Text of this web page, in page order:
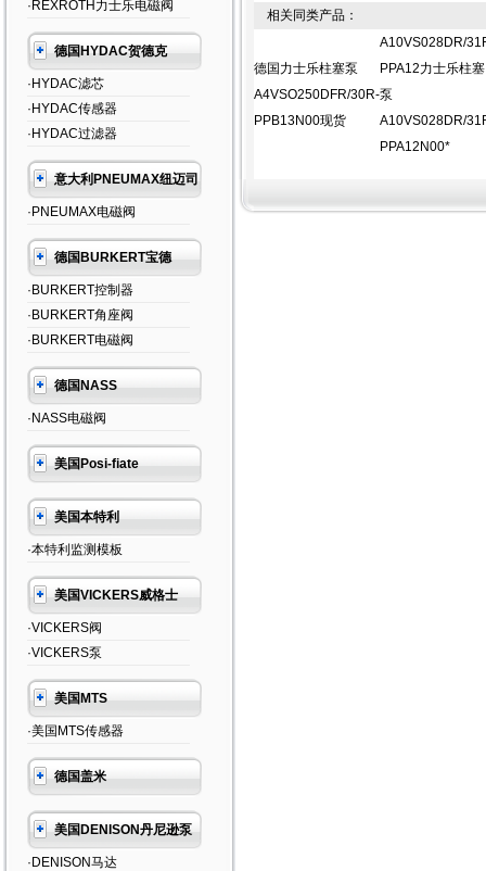
·REXROTH力士乐电磁阀
德国HYDAC贺德克
·HYDAC滤芯
·HYDAC传感器
·HYDAC过滤器
意大利PNEUMAX纽迈司
·PNEUMAX电磁阀
德国BURKERT宝德
·BURKERT控制器
·BURKERT角座阀
·BURKERT电磁阀
德国NASS
·NASS电磁阀
美国Posi-fiate
美国本特利
·本特利监测模板
美国VICKERS威格士
·VICKERS阀
·VICKERS泵
美国MTS
·美国MTS传感器
德国盖米
美国DENISON丹尼逊泵
·DENISON马达
相关同类产品：
德国力士乐柱塞泵
A4VSO250DFR/30R-
PPB13N00现货
A10VS028DR/
PPA12力士乐柱塞
泵
A10VS028DR/
PPA12N00*